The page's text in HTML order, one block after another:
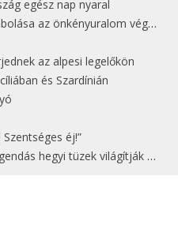
egész nap nyaral
az önkényuralom végét jelentette
az alpesi legelőkön
és Szardínián
éj!”
tüzek világítják meg Zugspitzét